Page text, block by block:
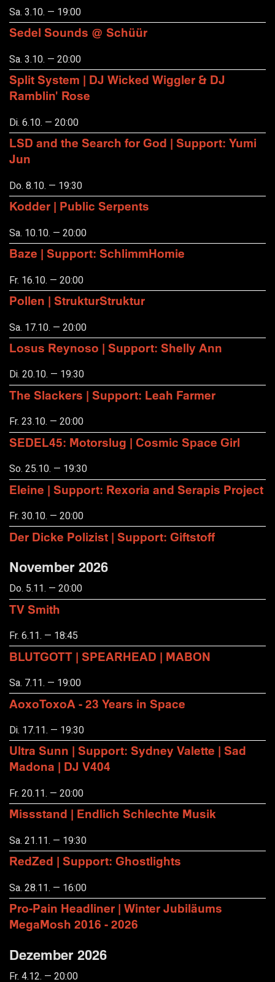
Sa. 3.10. — 19:00
Sedel Sounds @ Schüür
Sa. 3.10. — 20:00
Split System | DJ Wicked Wiggler & DJ
Ramblin' Rose
Di. 6.10. — 20:00
LSD and the Search for God | Support: Yumi
Jun
Do. 8.10. — 19:30
Kodder | Public Serpents
Sa. 10.10. — 20:00
Baze | Support: SchlimmHomie
Fr. 16.10. — 20:00
Pollen | StrukturStruktur
Sa. 17.10. — 20:00
Losus Reynoso | Support: Shelly Ann
Di. 20.10. — 19:30
The Slackers | Support: Leah Farmer
Fr. 23.10. — 20:00
SEDEL45: Motorslug | Cosmic Space Girl
So. 25.10. — 19:30
Eleine | Support: Rexoria and Serapis Project
Fr. 30.10. — 20:00
Der Dicke Polizist | Support: Giftstoff
November 2026
Do. 5.11. — 20:00
TV Smith
Fr. 6.11. — 18:45
BLUTGOTT | SPEARHEAD | MABON
Sa. 7.11. — 19:00
AoxoToxoA - 23 Years in Space
Di. 17.11. — 19:30
Ultra Sunn | Support: Sydney Valette | Sad
Madona | DJ V404
Fr. 20.11. — 20:00
Missstand | Endlich Schlechte Musik
Sa. 21.11. — 19:30
RedZed | Support: Ghostlights
Sa. 28.11. — 16:00
Pro-Pain Headliner | Winter Jubiläums
MegaMosh 2016 - 2026
Dezember 2026
Fr. 4.12. — 20:00